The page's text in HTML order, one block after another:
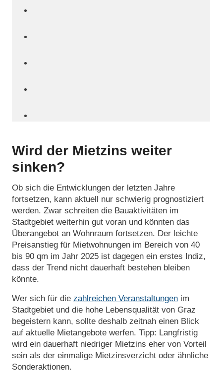
Wird der Mietzins weiter
sinken?
Ob sich die Entwicklungen der letzten Jahre
fortsetzen, kann aktuell nur schwierig prognostiziert
werden. Zwar schreiten die Bauaktivitäten im
Stadtgebiet weiterhin gut voran und könnten das
Überangebot an Wohnraum fortsetzen. Der leichte
Preisanstieg für Mietwohnungen im Bereich von 40
bis 90 qm im Jahr 2025 ist dagegen ein erstes Indiz,
dass der Trend nicht dauerhaft bestehen bleiben
könnte.
Wer sich für die zahlreichen Veranstaltungen im
Stadtgebiet und die hohe Lebensqualität von Graz
begeistern kann, sollte deshalb zeitnah einen Blick
auf aktuelle Mietangebote werfen. Tipp: Langfristig
wird ein dauerhaft niedriger Mietzins eher von Vorteil
sein als der einmalige Mietzinsverzicht oder ähnliche
Sonderaktionen.